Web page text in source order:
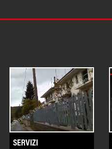
SERVIZI